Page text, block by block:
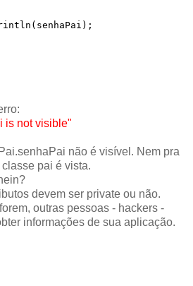
is not visible"
não é visível. Nem pra
pai é vista.
devem ser private ou não.
outras pessoas - hackers -
informações de sua aplicação.